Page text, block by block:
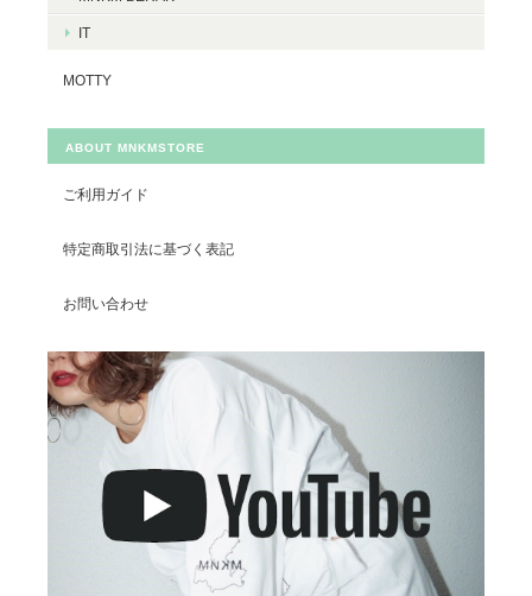
IT
MOTTY
ABOUT MNKMSTORE
ご利用ガイド
特定商取引法に基づく表記
お問い合わせ